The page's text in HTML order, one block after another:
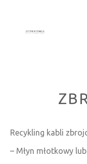
Recykling kabli
– Młyn młotkowy